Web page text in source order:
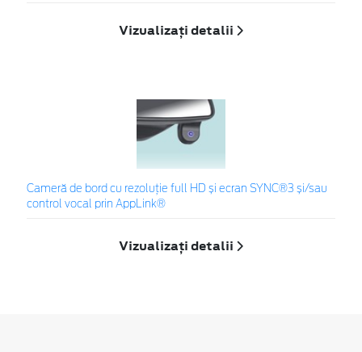
Vizualizați detalii
Cameră de bord cu rezoluție full HD și ecran SYNC®3 și/sau
control vocal prin AppLink®
Vizualizați detalii